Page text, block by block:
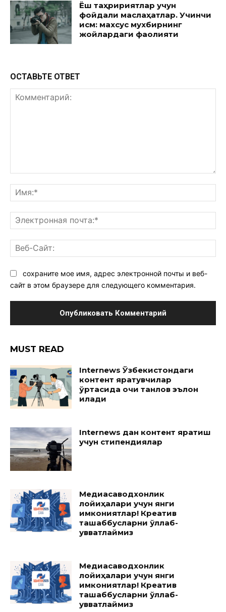
Ёш таҳририятлар учун
фойдали маслаҳатлар. Учинчи
қисм: махсус мухбирнинг
жойлардаги фаолияти
ОСТАВЬТЕ ОТВЕТ
сохраните мое имя, адрес электронной почты и веб-
сайт в этом браузере для следующего комментария.
MUST READ
Internews Ўзбекистондаги
контент яратувчилар
ўртасида очиқ танлов эълон
қилади
Internews дан контент яратиш
учун стипендиялар
Медиасаводхонлик
лойиҳалари учун янги
имкониятлар! Креатив
ташаббусларни қўллаб-
қувватлаймиз
Медиасаводхонлик
лойиҳалари учун янги
имкониятлар! Креатив
ташаббусларни қўллаб-
қувватлаймиз